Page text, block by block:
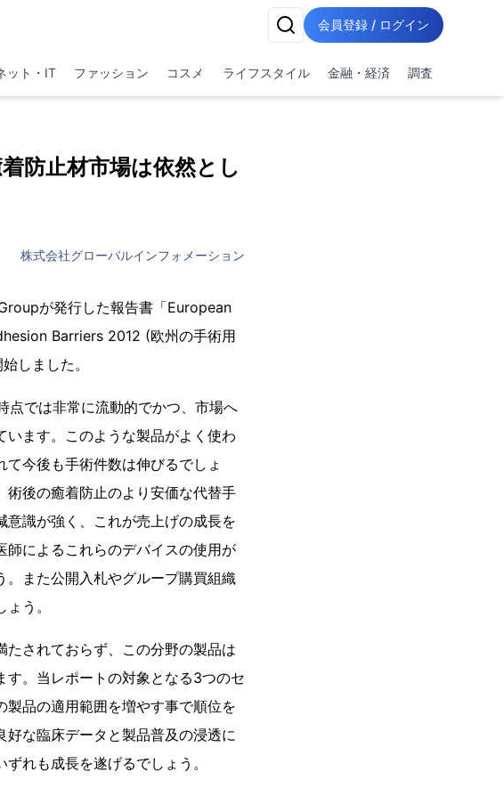
会員登録 / ログイン
ット・IT ファッション コスメ ライフスタイル 金融・経済 調査
防止材市場は依然とし
株式会社グローバルインフォメーション
が発行した報告書「European
Barriers 2012 (欧州の手術用
しました。
点では非常に流動的でかつ、市場へ
ます。このような製品がよく使わ
今後も手術件数は伸びるでしょ
術後の癒着防止のより安価な代替手
識が強く、これが売上げの成長を
によるこれらのデバイスの使用が
また公開入札やグループ購買組織
う。
されておらず、この分野の製品は
。当レポートの対象となる3つのセ
品の適用範囲を増やす事で順位を
な臨床データと製品普及の浸透に
れも成長を遂げるでしょう。